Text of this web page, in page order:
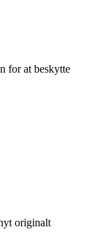
for at beskytte
originalt